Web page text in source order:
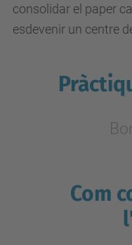
consolidar el paper
esdevenir un centre
Com